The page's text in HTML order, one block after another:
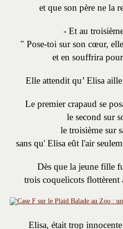
et que son père ne la
- Et au
" Pose-toi sur son cœur,
et en souffrira
Elle attendit qu’ Elisa
Le premier crapaud se
le second sur
le troisième sur
sans qu' Elisa eût l'air
Dès que la jeune fille
trois coquelicots flottèrent
Elisa, était trop